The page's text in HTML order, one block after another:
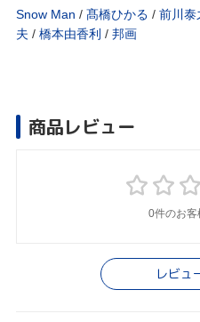
Snow Man / 髙橋ひかる / 前川泰
夫 / 橋本由香利 / 邦画
商品レビュー
0件のお客
レビュ